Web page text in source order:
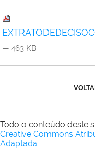
— 463 KB
Todo o conteúdo deste
Creative Commons
Adaptada.